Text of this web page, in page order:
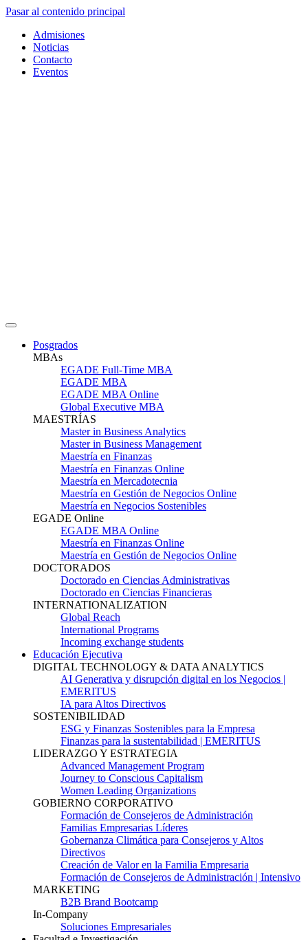
Pasar al contenido principal
Admisiones
Noticias
Contacto
Eventos
Posgrados
MBAs
EGADE Full-Time MBA
EGADE MBA
EGADE MBA Online
Global Executive MBA
MAESTRÍAS
Master in Business Analytics
Master in Business Management
Maestría en Finanzas
Maestría en Finanzas Online
Maestría en Mercadotecnia
Maestría en Gestión de Negocios Online
Maestría en Negocios Sostenibles
EGADE Online
EGADE MBA Online
Maestría en Finanzas Online
Maestría en Gestión de Negocios Online
DOCTORADOS
Doctorado en Ciencias Administrativas
Doctorado en Ciencias Financieras
INTERNATIONALIZATION
Global Reach
International Programs
Incoming exchange students
Educación Ejecutiva
DIGITAL TECHNOLOGY & DATA ANALYTICS
AI Generativa y disrupción digital en los Negocios |
EMERITUS
IA para Altos Directivos
SOSTENIBILIDAD
ESG y Finanzas Sostenibles para la Empresa
Finanzas para la sustentabilidad | EMERITUS
LIDERAZGO Y ESTRATEGIA
Advanced Management Program
Journey to Conscious Capitalism
Women Leading Organizations
GOBIERNO CORPORATIVO
Formación de Consejeros de Administración
Familias Empresarias Líderes
Gobernanza Climática para Consejeros y Altos
Directivos
Creación de Valor en la Familia Empresaria
Formación de Consejeros de Administración | Intensivo
MARKETING
B2B Brand Bootcamp
In-Company
Soluciones Empresariales